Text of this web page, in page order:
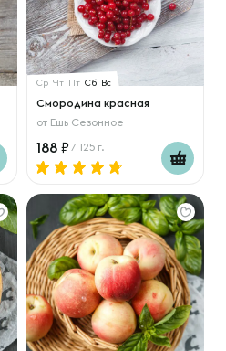
Ср Чт Пт Сб Вс
Смородина красная
от Ешь Сезонное
188 / 125 г.